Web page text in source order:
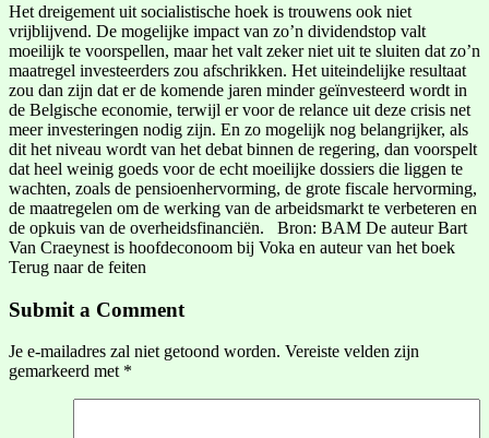
Het dreigement uit socialistische hoek is trouwens ook niet
vrijblijvend. De mogelijke impact van zo’n dividendstop valt
moeilijk te voorspellen, maar het valt zeker niet uit te sluiten dat zo’n
maatregel investeerders zou afschrikken. Het uiteindelijke resultaat
zou dan zijn dat er de komende jaren minder geïnvesteerd wordt in
de Belgische economie, terwijl er voor de relance uit deze crisis net
meer investeringen nodig zijn. En zo mogelijk nog belangrijker, als
dit het niveau wordt van het debat binnen de regering, dan voorspelt
dat heel weinig goeds voor de echt moeilijke dossiers die liggen te
wachten, zoals de pensioenhervorming, de grote fiscale hervorming,
de maatregelen om de werking van de arbeidsmarkt te verbeteren en
de opkuis van de overheidsfinanciën. Bron: BAM De auteur Bart
Van Craeynest is hoofdeconoom bij Voka en auteur van het boek
Terug naar de feiten
Submit a Comment
Je e-mailadres zal niet getoond worden. Vereiste velden zijn
gemarkeerd met *